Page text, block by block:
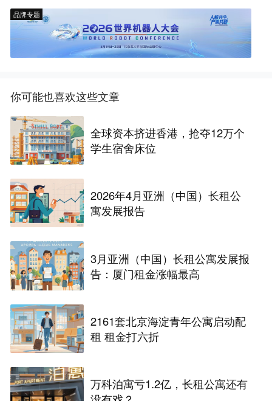
品牌专题
你可能也喜欢这些文章
全球资本挤进香港，抢夺12万个
学生宿舍床位
2026年4月亚洲（中国）长租公
寓发展报告
3月亚洲（中国）长租公寓发展报
告：厦门租金涨幅最高
2161套北京海淀青年公寓启动配
租 租金打六折
万科泊寓亏1.2亿，长租公寓还有